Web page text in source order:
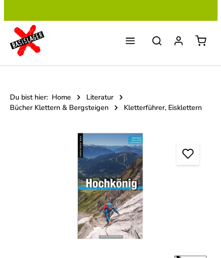
Du bist hier: Home
Literatur
Bücher Klettern & Bergsteigen
Kletterführer, Eisklettern
Bildergalerie überspringen